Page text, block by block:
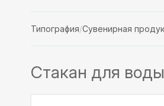
Типография/Сувенирная
Стакан для